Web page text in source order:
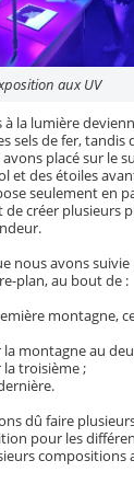
aux UV
à la lumière
sels de fer, tandis
placé sur le
et des étoiles
seulement en
créer plusieurs
nous avons
plan, au bout de :
montagne,
montagne au
troisième ;
dû faire
pour les
compositions